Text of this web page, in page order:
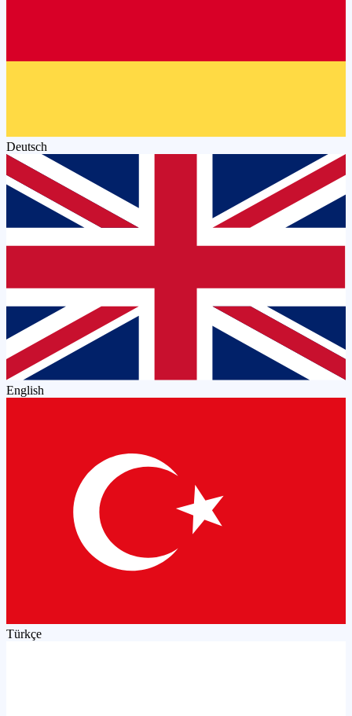
Deutsch
English
Türkçe